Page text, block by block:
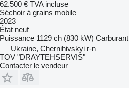
62.500 € TVA incluse
Séchoir à grains mobile
2023
État neuf
Puissance 1129 ch (830 kW) Carburant
Ukraine, Chernihivskyi r-n
TOV "DRAYTEHSERVIS"
Contacter le vendeur